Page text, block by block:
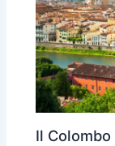
Il